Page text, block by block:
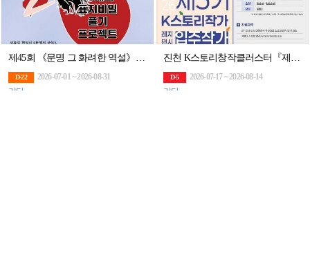
D-22
2026-07-01 ~ 2026-08-31
기타
D-5
2026-07-17 ~ 2026-08-14
기타